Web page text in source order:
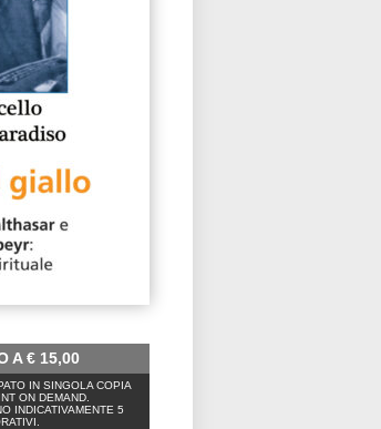
A€15,00
IN SINGOLA COPIA
ON DEMAND.
INDICATIVAMENTE 5